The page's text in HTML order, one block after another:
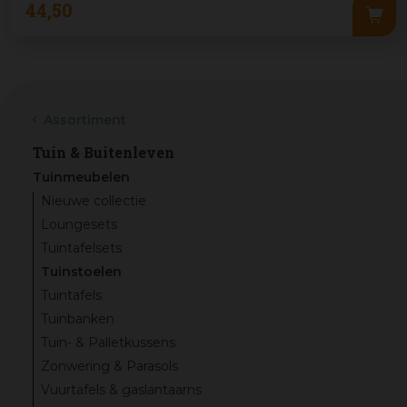
44,50
Tuin & Buitenleven
Tuinmeubelen
Nieuwe collectie
Loungesets
Tuintafelsets
Tuinstoelen
Tuintafels
Tuinbanken
Tuin- & Palletkussens
Zonwering & Parasols
Vuurtafels & gaslantaarns